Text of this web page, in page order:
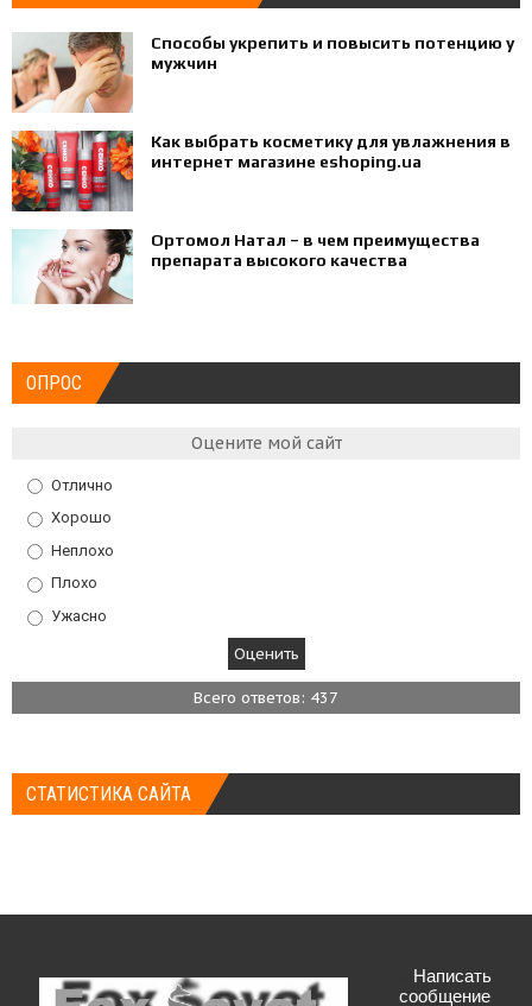
Способы укрепить и повысить потенцию у
мужчин
Как выбрать косметику для увлажнения в
интернет магазине eshoping.ua
Ортомол Натал – в чем преимущества
препарата высокого качества
ОПРОС
Оцените мой сайт
Отлично
Хорошо
Неплохо
Плохо
Ужасно
Всего ответов: 437
СТАТИСТИКА САЙТА
Написать
сообщение